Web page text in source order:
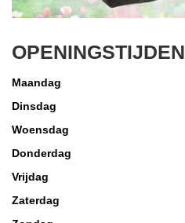
OPENINGSTIJDEN
Maandag
Dinsdag
Woensdag
Donderdag
Vrijdag
Zaterdag